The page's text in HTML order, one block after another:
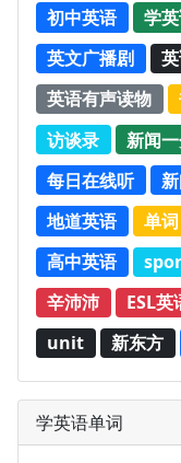
初中英语
学
英文广播剧
英语有声读物
访谈录
新闻
每日在线听
地道英语
单词
高中英语
辛沛沛
ESL英
unit
新东方
学英语单词